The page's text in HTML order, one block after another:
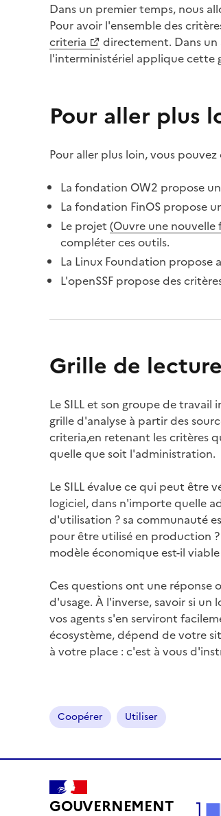
Dans un premier temps, nous
Pour avoir l'ensemble des
(Ouvre une nouvelle fenêtre)
criteria
directement. Dans
l'interministériel applique cette
Pour aller plus
Pour aller plus loin, vous
La fondation OW2 propose
(Ouvre une nouvelle fenêtre)
La fondation FinOS propose
(Ouvre une nouvelle fenêtre)
Le projet
(Ouvre une nouvelle fenêtre)
(Ouvre une nouvelle
(Ouvre une nouvelle fenêtre)
compléter ces outils.
La Linux Foundation propose
(Ouvre une nouvelle fenêtre)
(Ouvre une nouvelle fenêtre)
L'openSSF propose des
Grille de
Le SILL et son groupe de
grille d'analyse à partir des
criteria,en retenant les critères
quelle que soit l'administration.
Le SILL évalue ce qui peut être
logiciel, dans n'importe quelle
d'utilisation ? sa communauté
pour être utilisé en production ?
modèle économique est-il
Ces questions ont une
d'usage. À l'inverse, savoir si
vos agents s'en serviront
écosystème, dépend de votre
à votre place : c'est à vous
Coopérer Utiliser
GOUVERNEMENT